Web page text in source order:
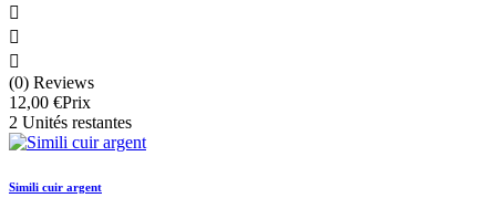



(0) Reviews
12,00 €Prix
2 Unités restantes
Simili cuir argent